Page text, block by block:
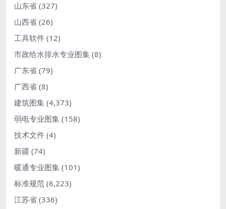
山东省 (327)
山西省 (26)
工具软件 (12)
市政给水排水专业图集 (8)
广东省 (79)
广西省 (8)
建筑图集 (4,373)
弱电专业图集 (158)
技术文件 (4)
新疆 (74)
暖通专业图集 (101)
标准规范 (6,223)
江苏省 (336)